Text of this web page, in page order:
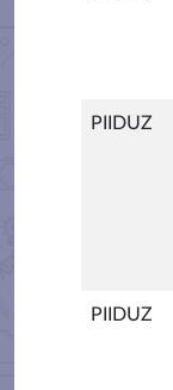
PIIDUZ
PIIDUZ